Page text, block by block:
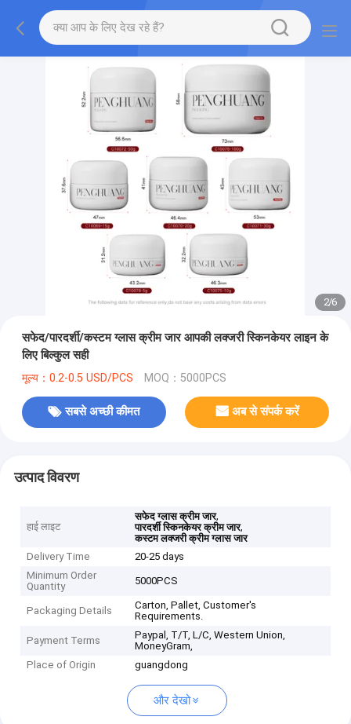
2/6
सफेद/पारदर्शी/कस्टम ग्लास क्रीम जार आपकी लक्जरी स्किनकेयर लाइन के
लिए बिल्कुल सही
मूल्य：0.2-0.5 USD/PCS MOQ：5000PCS
सबसे अच्छी कीमत अब से संपर्क करें
उत्पाद विवरण
हाई लाइट
सफेद ग्लास क्रीम जार,
पारदर्शी स्किनकेयर क्रीम जार,
कस्टम लक्जरी क्रीम ग्लास जार
Delivery Time
20-25 days
Minimum Order
Quantity
5000PCS
Packaging Details
Carton, Pallet, Customer's
Requirements.
Payment Terms
Paypal, T/T, L/C, Western Union,
MoneyGram,
Place of Origin
guangdong
और देखो